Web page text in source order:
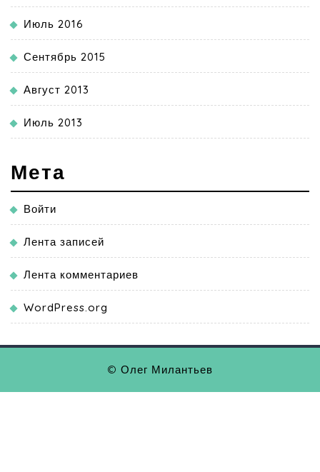
Июль 2016
Сентябрь 2015
Август 2013
Июль 2013
Мета
Войти
Лента записей
Лента комментариев
WordPress.org
© Олег Милантьев